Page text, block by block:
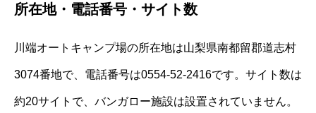
所在地・電話番号・サイト数
川端オートキャンプ場の所在地は山梨県南都留郡道志村
3074番地で、電話番号は0554‐52‐2416です。サイト数は
約20サイトで、バンガロー施設は設置されていません。